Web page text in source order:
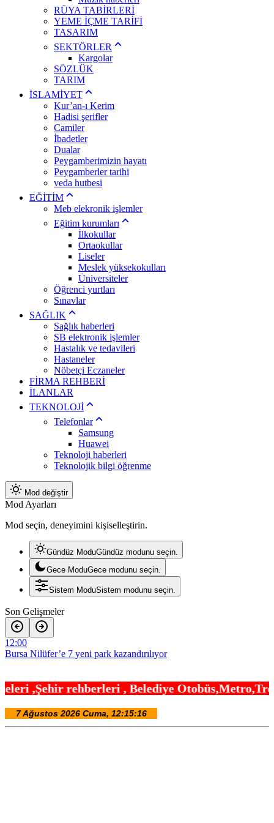
RÜYA TABİRLERİ
YEME İÇME TARİFİ
TASARIM
SEKTÖRLER
Kargolar
SÖZLÜK
TARIM
İSLAMİYET
Kur’an-ı Kerim
Hadisi şerifler
Camiler
İbadetler
Dualar
Peygamberimizin hayatı
Peygamberler tarihi
veda hutbesi
EĞİTİM
Meb elekronik işlemler
Eğitim kurumları
İlkokullar
Ortaokullar
Liseler
Meslek yüksekokulları
Üniversiteler
Öğrenci yurtları
Sınavlar
SAĞLIK
Sağlık haberleri
SB elektronik işlemler
Hastalık ve tedavileri
Hastaneler
Nöbetçi Eczaneler
FİRMA REHBERİ
İLANLAR
TEKNOLOJİ
Telefonlar
Samsung
Huawei
Teknoloji haberleri
Teknolojik bilgi öğrenme
Mod değiştir
Mod Ayarları
Mod seçin, deneyimini kişiselleştirin.
Gündüz ModuGündüz modunu seçin.
Gece ModuGece modunu seçin.
Sistem ModuSistem modunu seçin.
Son Gelişmeler
12:00
Bursa Nilüfer’e 7 yeni park kazandırılıyor
Kocaeli’de Dilovası Kent Meydanı hızlandı
11:48
İzmir Körfezi’ne nefes aldıran operasyon… Manda ve Bostanlı
temizlendi
rehberleri , Belediye Otobüs,Metro,Tren